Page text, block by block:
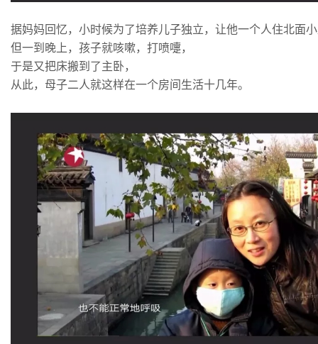
据妈妈回忆，小时候为了培养儿子独立，让他一个人住北面
但一到晚上，孩子就咳嗽，打喷嚏，
于是又把床搬到了主卧，
从此，母子二人就这样在一个房间生活十几年。